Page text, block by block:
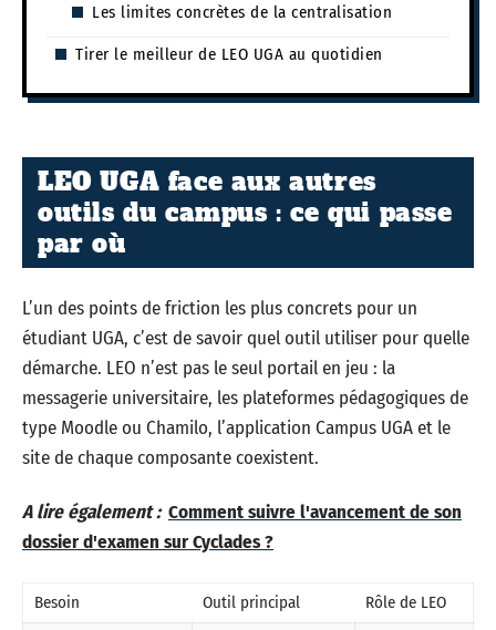
Les limites concrètes de la centralisation
Tirer le meilleur de LEO UGA au quotidien
LEO UGA face aux autres
outils du campus : ce qui passe
par où
L’un des points de friction les plus concrets pour un
étudiant UGA, c’est de savoir quel outil utiliser pour quelle
démarche. LEO n’est pas le seul portail en jeu : la
messagerie universitaire, les plateformes pédagogiques de
type Moodle ou Chamilo, l’application Campus UGA et le
site de chaque composante coexistent.
A lire également : Comment suivre l'avancement de son
dossier d'examen sur Cyclades ?
Besoin Outil principal
Rôle de LEO